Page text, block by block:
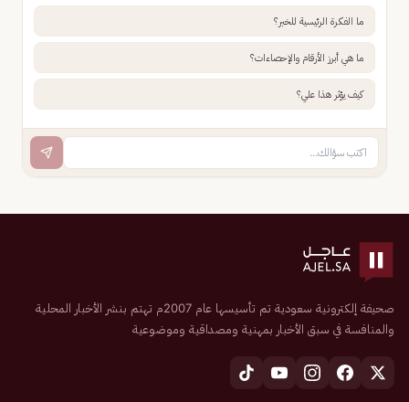
ما الفكرة الرئيسية للخبر؟
ما هي أبرز الأرقام والإحصاءات؟
كيف يؤثر هذا علي؟
صحيفة إلكترونية سعودية تم تأسيسها عام 2007م تهتم بنشر الأخبار المحلية
والمنافسة في سبق الأخبار بمهنية ومصداقية وموضوعية